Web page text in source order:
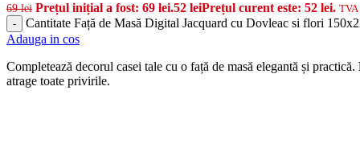
69lei Prețul inițial a fost: 69 lei.52 leiPrețul curent este: 52 lei.
-
Cantitate Față de Masă Digital Jacquard cu Dovleac si flori
Adauga in cos
Completează decorul casei tale cu o față de masă elegantă și practică.
atrage toate privirile.